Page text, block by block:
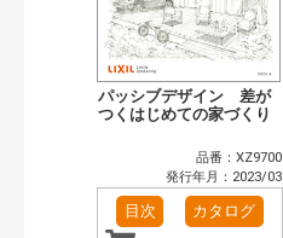
パッシブデザイン 差が
つくはじめての家づくり
品番：XZ9700
発行年月：2023/03
目次 カタログ